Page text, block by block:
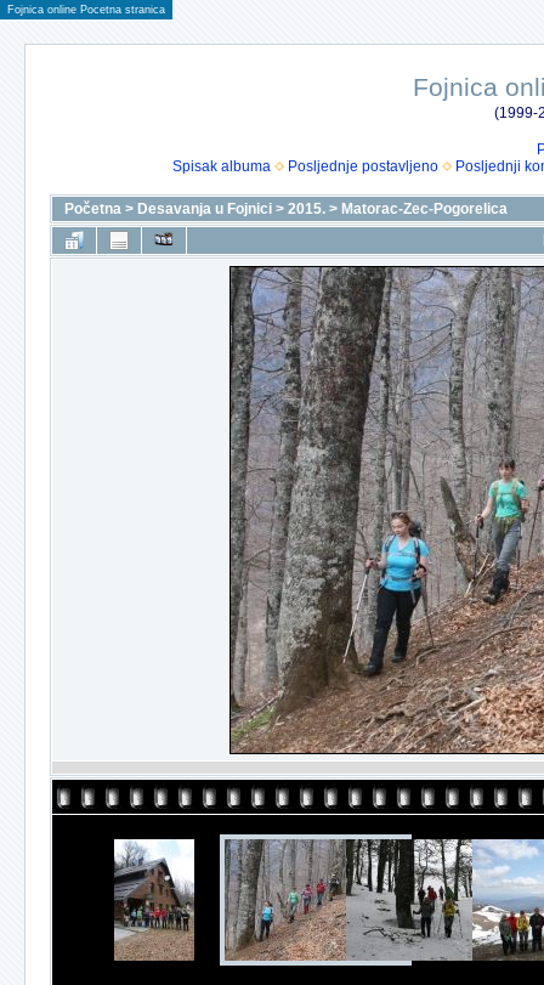
Fojnica online Pocetna stranica
Fojnica
(1999-
Spisak albuma
Posljednje postavljeno Posljednji
Početna > Desavanja u Fojnici > 2015. > Matorac-Zec-Pogorelica